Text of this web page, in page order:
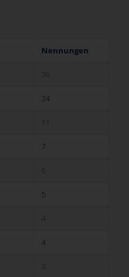
Nennungen
24
7
5
4